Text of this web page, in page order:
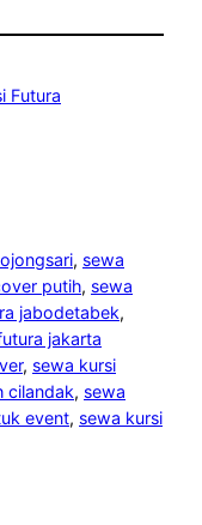
Futura
, sewa
putih, sewa
jabodetabek
jakarta
, sewa kursi
cilandak, sewa
event, sewa kursi